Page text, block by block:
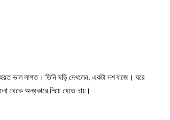
ভাল লাগত। তিনি ঘড়ি দেখলেন, একটা দশ বাজে। ঘরে
অন্ধকারে নিয়ে যেতে চায়।